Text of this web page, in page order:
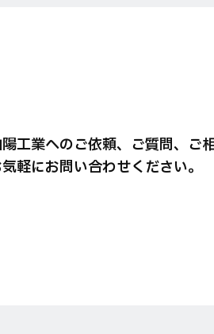
工業へのご依頼、ご質問、ご相
軽にお問い合わせください。